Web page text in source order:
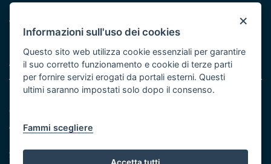
Protezione civile
Vai al sito di Protezione Civile Puglia
Iniziativa finanziata con risorse del POR Puglia 2014/2020 -
Asse XI
Note legali
Cookie e privacy
Atti di notifica
Servizi Intranet
×
Informazioni sull'uso dei cookies
Questo sito web utilizza cookie essenziali per garantire
il suo corretto funzionamento e cookie di terze parti
per fornire servizi erogati da portali esterni. Questi
ultimi saranno impostati solo dopo il consenso.
Fammi scegliere